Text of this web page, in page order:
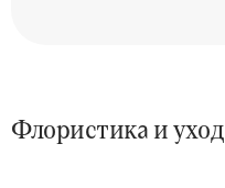
Флористика и уход